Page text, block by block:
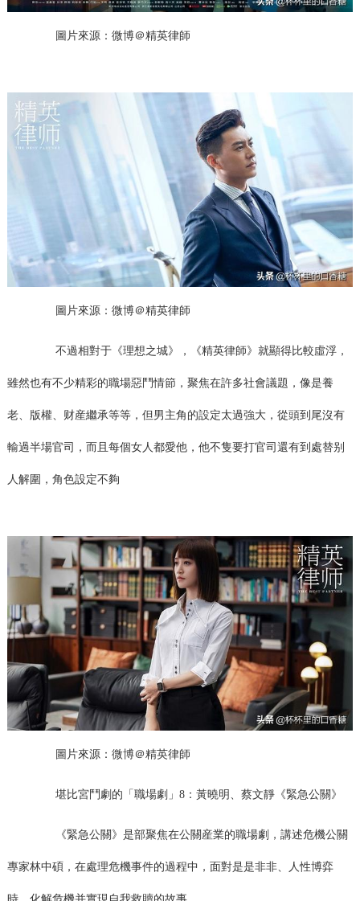
圖片來源：微博＠精英律師
圖片來源：微博＠精英律師
不過相對于《理想之城》，《精英律師》就顯得比較虛浮，
雖然也有不少精彩的職場惡鬥情節，聚焦在許多社會議題，像是養
老、版權、财産繼承等等，但男主角的設定太過強大，從頭到尾沒有
輸過半場官司，而且每個女人都愛他，他不隻要打官司還有到處替别
人解圍，角色設定不夠
圖片來源：微博＠精英律師
堪比宮鬥劇的「職場劇」8：黃曉明、蔡文靜《緊急公關》
《緊急公關》是部聚焦在公關産業的職場劇，講述危機公關
專家林中碩，在處理危機事件的過程中，面對是是非非、人性博弈